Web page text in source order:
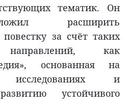
тематик. Он
расширить
повестку за счёт таких
направлений, как
основанная на
исследованиях и
устойчивого